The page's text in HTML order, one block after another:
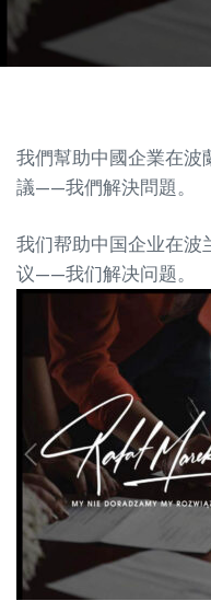
我們幫助中國企業在波
議——我們解決問題。
我们帮助中国企业在波
议——我们解决问题。